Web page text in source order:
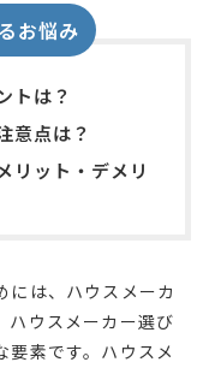
お悩み
トは？
意点は？
リット・デメリ
には、ハウスメーカ
ハウスメーカー選び
要素です。ハウスメ